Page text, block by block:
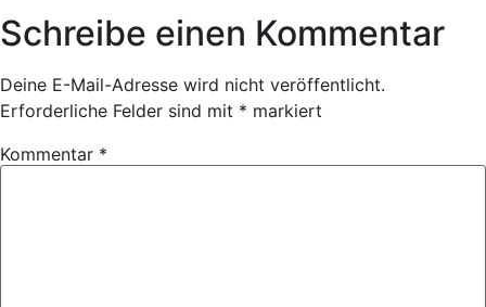
Schreibe einen Kommentar
Deine E-Mail-Adresse wird nicht veröffentlicht.
Erforderliche Felder sind mit * markiert
Kommentar *